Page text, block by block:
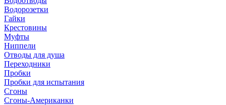
Водорозетки
Гайки
Крестовины
Муфты
Ниппели
Отводы для душа
Переходники
Пробки
Пробки для испытания
Сгоны
Сгоны-Американки